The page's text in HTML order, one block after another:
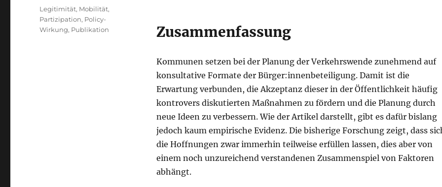
Zusammenfassung
Kommunen setzen bei der Planung der Verkehrswende zunehmend auf
konsultative Formate der Bürger:innenbeteiligung. Damit ist die
Erwartung verbunden, die Akzeptanz dieser in der Öffentlichkeit häufig
kontrovers diskutierten Maßnahmen zu fördern und die Planung durch
neue Ideen zu verbessern. Wie der Artikel darstellt, gibt es dafür bislang
jedoch kaum empirische Evidenz. Die bisherige Forschung zeigt, dass
die Hoffnungen zwar immerhin teilweise erfüllen lassen, dies aber von
einem noch unzureichend verstandenen Zusammenspiel von Faktoren
abhängt.
Schlagwörter
Legitimität, Mobilität,
Partizipation, Policy-
Wirkung, Publikation